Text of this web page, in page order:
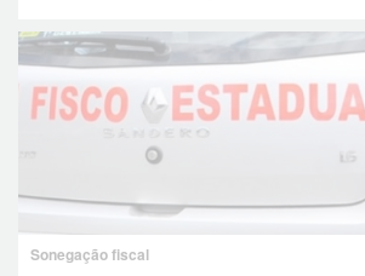
Sonegação fiscal